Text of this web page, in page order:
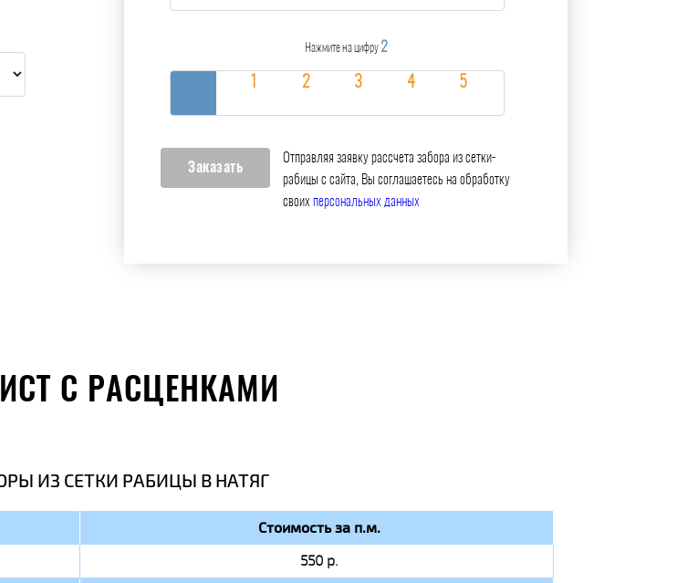
Нажмите на цифру 2
Отправляя заявку рассчета забора из сетки-
рабицы с сайта, Вы соглашаетесь на обработку
своих персональных данных
С РАСЦЕНКАМИ
ИЗ СЕТКИ РАБИЦЫ В НАТЯГ
Стоимость за п.м.
550 р.